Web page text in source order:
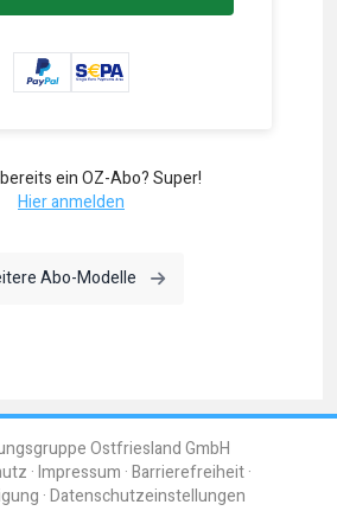
ein OZ-Abo? Super!
Hier anmelden
Abo-Modelle
Ostfriesland GmbH
Impressum Barrierefreiheit
Datenschutzeinstellungen